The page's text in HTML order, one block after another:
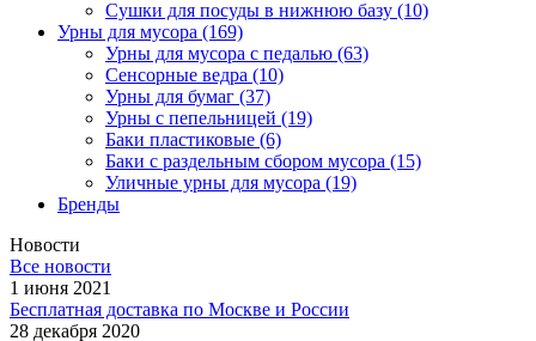
Сушки для посуды в нижнюю базу (10)
Урны для мусора (169)
Урны для мусора с педалью (63)
Сенсорные ведра (10)
Урны для бумаг (37)
Урны с пепельницей (19)
Баки пластиковые (6)
Баки с раздельным сбором мусора (15)
Уличные урны для мусора (19)
Бренды
Новости
Все новости
1 июня 2021
Бесплатная доставка по Москве и России
28 декабря 2020